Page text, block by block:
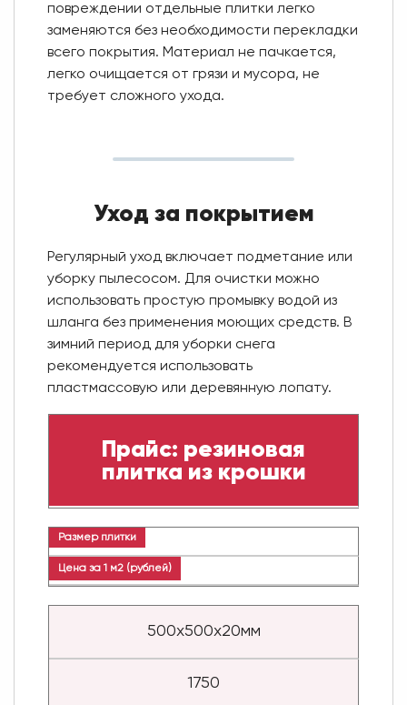
повреждении отдельные плитки легко
заменяются без необходимости перекладки
всего покрытия. Материал не пачкается,
легко очищается от грязи и мусора, не
требует сложного ухода.
Уход за покрытием
Регулярный уход включает подметание или
уборку пылесосом. Для очистки можно
использовать простую промывку водой из
шланга без применения моющих средств. В
зимний период для уборки снега
рекомендуется использовать
пластмассовую или деревянную лопату.
Прайс: резиновая
плитка из крошки
Размер плитки
Цена за 1 м2 (рублей)
500х500х20мм
1750